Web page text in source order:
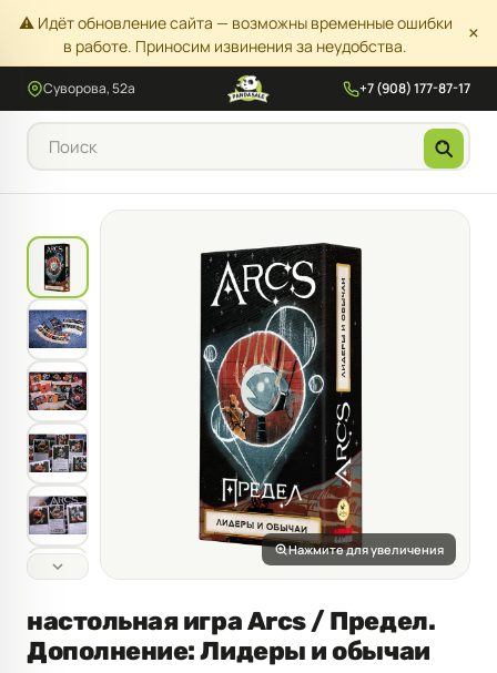
⚠️ Идёт обновление сайта — возможны временные ошибки
в работе. Приносим извинения за неудобства.
×
Суворова, 52а +7 (908) 177-87-17
Нажмите для увеличения
настольная игра Arcs / Предел.
Дополнение: Лидеры и обычаи